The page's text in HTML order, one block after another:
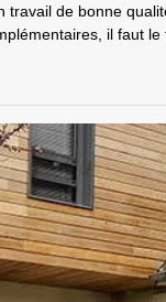
travail de bonne
il faut le